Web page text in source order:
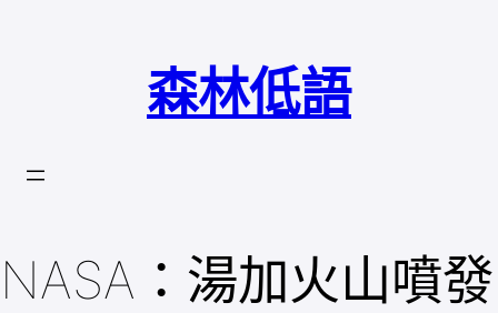
森林低語
NASA：湯加火山噴發